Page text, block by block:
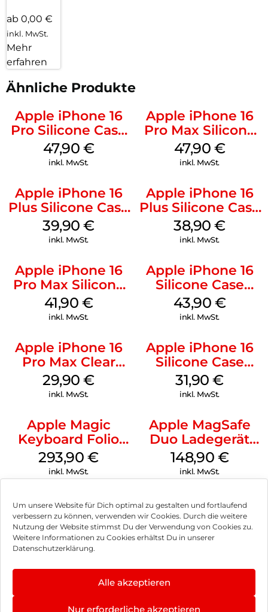
Um unsere Website für Dich optimal zu gestalten und fortlaufend
verbessern zu können, verwenden wir Cookies. Durch die weitere
Nutzung der Website stimmst Du der Verwendung von Cookies zu.
Weitere Informationen zu Cookies erhältst Du in unserer
Datenschutzerklärung.
Alle akzeptieren
Nur erforderliche akzeptieren
ab 0,00 €
inkl. MwSt.
Mehr
erfahren
Ähnliche Produkte
Apple iPhone 16
Pro Silicone Case
MagSafe Denim
47,90 €
inkl. MwSt.
Apple iPhone 16
Pro Max Silicone
Case MagSafe
Black
47,90 €
inkl. MwSt.
Apple iPhone 16
Plus Silicone Case
MagSafe Plum
39,90€
inkl. MwSt.
Apple iPhone 16
Plus Silicone Case
MagSafe Denim
38,90€
inkl. MwSt.
Apple iPhone 16
Pro Max Silicone
Case MagSafe
Ultramarine
41,90 €
inkl. MwSt.
Apple iPhone 16
Silicone Case
MagSafe Plum
43,90 €
inkl. MwSt.
Apple iPhone 16
Pro Max Clear
Case MagSafe
Transparent
29,90€
inkl. MwSt.
Apple iPhone 16
Silicone Case
MagSafe Fuchsia
31,90€
inkl. MwSt.
Apple Magic
Keyboard Folio
iPad 10.9″ (10.Gen.)
Weiß
293,90€
inkl. MwSt.
Apple MagSafe
Duo Ladegerät
Weiß
148,90 €
inkl. MwSt.
Impressum